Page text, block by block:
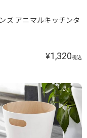
ズ アニマルキッチンタ
¥1,320税込